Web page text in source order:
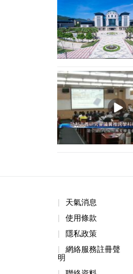
天氣消息
使用條款
隱私政策
網絡服務註冊聲
明